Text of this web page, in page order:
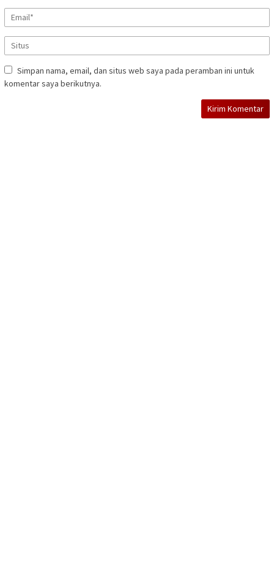
Simpan nama, email, dan situs web saya pada peramban ini untuk
komentar saya berikutnya.